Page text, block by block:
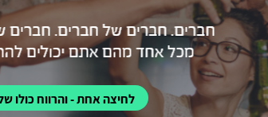
לחיצה אחת - והרווח כולו